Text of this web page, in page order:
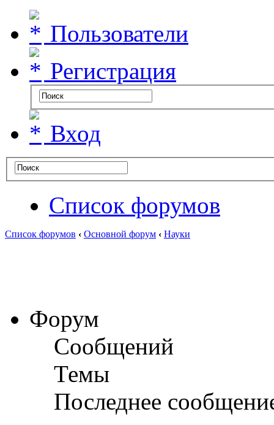
Пользователи
Регистрация
Вход
Список форумов
Список форумов ‹ Основной форум ‹ Науки
Форум
Сообщений
Темы
Последнее